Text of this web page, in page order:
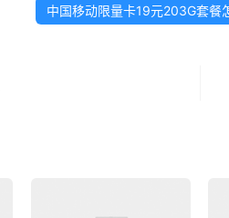
中国移动限量卡19元203G套餐